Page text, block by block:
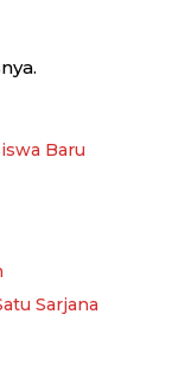
Baru
Sarjana